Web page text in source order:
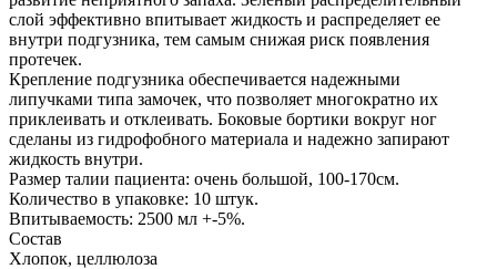
слой эффективно впитывает жидкость и распределяет ее
внутри подгузника, тем самым снижая риск появления
протечек.
Крепление подгузника обеспечивается надежными
липучками типа замочек, что позволяет многократно их
приклеивать и отклеивать. Боковые бортики вокруг ног
сделаны из гидрофобного материала и надежно запирают
жидкость внутри.
Размер талии пациента: очень большой, 100-170см.
Количество в упаковке: 10 штук.
Впитываемость: 2500 мл +-5%.
Состав
Хлопок, целлюлоза